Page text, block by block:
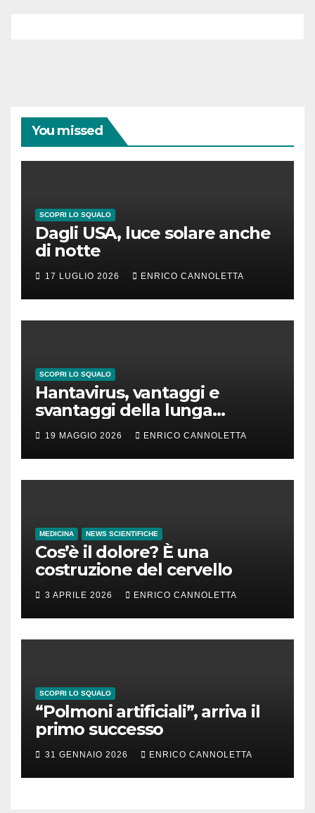
You missed
SCOPRI LO SQUALO
Dagli USA, luce solare anche
di notte
17 LUGLIO 2026 ENRICO CANNOLETTA
SCOPRI LO SQUALO
Hantavirus, vantaggi e
svantaggi della lunga
incubazione
19 MAGGIO 2026 ENRICO CANNOLETTA
MEDICINA NEWS SCIENTIFICHE
Cos’è il dolore? È una
costruzione del cervello
3 APRILE 2026 ENRICO CANNOLETTA
SCOPRI LO SQUALO
“Polmoni artificiali”, arriva il
primo successo
31 GENNAIO 2026 ENRICO CANNOLETTA